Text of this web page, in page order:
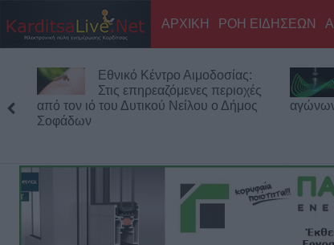
ΑΡΧΙΚΗ ΡΟΗ ΕΙΔΗΣΕΩΝ
Εθνικό Κέντρο Αιμοδοσίας:
Στις επηρεαζόμενες περιοχές
από τον ιό του Δυτικού Νείλου ο Δήμος
Σοφάδων
αγώνων